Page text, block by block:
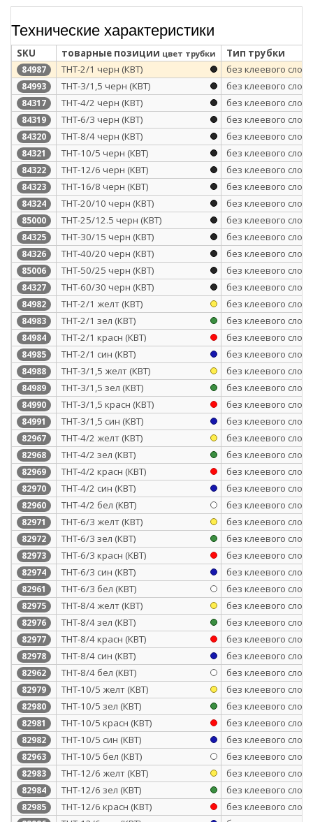
Технические характеристики
SKU товарные позиции цвет трубки Тип трубки
84987 ТНТ-2/1 черн (КВТ) без клеевого слоя
84993 ТНТ-3/1,5 черн (КВТ) без клеевого слоя
84317 ТНТ-4/2 черн (КВТ) без клеевого слоя
84319 ТНТ-6/3 черн (КВТ) без клеевого слоя
84320 ТНТ-8/4 черн (КВТ) без клеевого слоя
84321 ТНТ-10/5 черн (КВТ) без клеевого слоя
84322 ТНТ-12/6 черн (КВТ) без клеевого слоя
84323 ТНТ-16/8 черн (КВТ) без клеевого слоя
84324 ТНТ-20/10 черн (КВТ) без клеевого слоя
85000 ТНТ-25/12.5 черн (КВТ) без клеевого слоя
84325 ТНТ-30/15 черн (КВТ) без клеевого слоя
84326 ТНТ-40/20 черн (КВТ) без клеевого слоя
85006 ТНТ-50/25 черн (КВТ) без клеевого слоя
84327 ТНТ-60/30 черн (КВТ) без клеевого слоя
84982 ТНТ-2/1 желт (КВТ) без клеевого слоя
84983 ТНТ-2/1 зел (КВТ) без клеевого слоя
84984 ТНТ-2/1 красн (КВТ) без клеевого слоя
84985 ТНТ-2/1 син (КВТ) без клеевого слоя
84988 ТНТ-3/1,5 желт (КВТ) без клеевого слоя
84989 ТНТ-3/1,5 зел (КВТ) без клеевого слоя
84990 ТНТ-3/1,5 красн (КВТ) без клеевого слоя
84991 ТНТ-3/1,5 син (КВТ) без клеевого слоя
82967 ТНТ-4/2 желт (КВТ) без клеевого слоя
82968 ТНТ-4/2 зел (КВТ) без клеевого слоя
82969 ТНТ-4/2 красн (КВТ) без клеевого слоя
82970 ТНТ-4/2 син (КВТ) без клеевого слоя
82960 ТНТ-4/2 бел (КВТ) без клеевого слоя
82971 ТНТ-6/3 желт (КВТ) без клеевого слоя
82972 ТНТ-6/3 зел (КВТ) без клеевого слоя
82973 ТНТ-6/3 красн (КВТ) без клеевого слоя
82974 ТНТ-6/3 син (КВТ) без клеевого слоя
82961 ТНТ-6/3 бел (КВТ) без клеевого слоя
82975 ТНТ-8/4 желт (КВТ) без клеевого слоя
82976 ТНТ-8/4 зел (КВТ) без клеевого слоя
82977 ТНТ-8/4 красн (КВТ) без клеевого слоя
82978 ТНТ-8/4 син (КВТ) без клеевого слоя
82962 ТНТ-8/4 бел (КВТ) без клеевого слоя
82979 ТНТ-10/5 желт (КВТ) без клеевого слоя
82980 ТНТ-10/5 зел (КВТ) без клеевого слоя
82981 ТНТ-10/5 красн (КВТ) без клеевого слоя
82982 ТНТ-10/5 син (КВТ) без клеевого слоя
82963 ТНТ-10/5 бел (КВТ) без клеевого слоя
82983 ТНТ-12/6 желт (КВТ) без клеевого слоя
82984 ТНТ-12/6 зел (КВТ) без клеевого слоя
82985 ТНТ-12/6 красн (КВТ) без клеевого слоя